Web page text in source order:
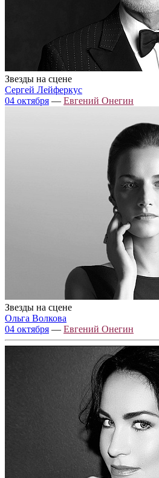
Звезды на сцене
Сергей Лейферкус
04 октября — Евгений Онегин
Звезды на сцене
Ольга Волкова
04 октября — Евгений Онегин